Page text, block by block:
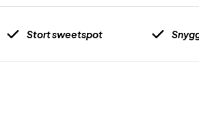
Stort sweetspot